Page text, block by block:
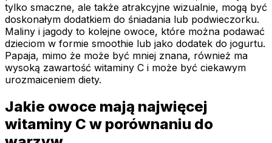
tylko smaczne, ale także atrakcyjne wizualnie, mogą być
doskonałym dodatkiem do śniadania lub podwieczorku.
Maliny i jagody to kolejne owoce, które można podawać
dzieciom w formie smoothie lub jako dodatek do jogurtu.
Papaja, mimo że może być mniej znana, również ma
wysoką zawartość witaminy C i może być ciekawym
urozmaiceniem diety.
Jakie owoce mają najwięcej
witaminy C w porównaniu do